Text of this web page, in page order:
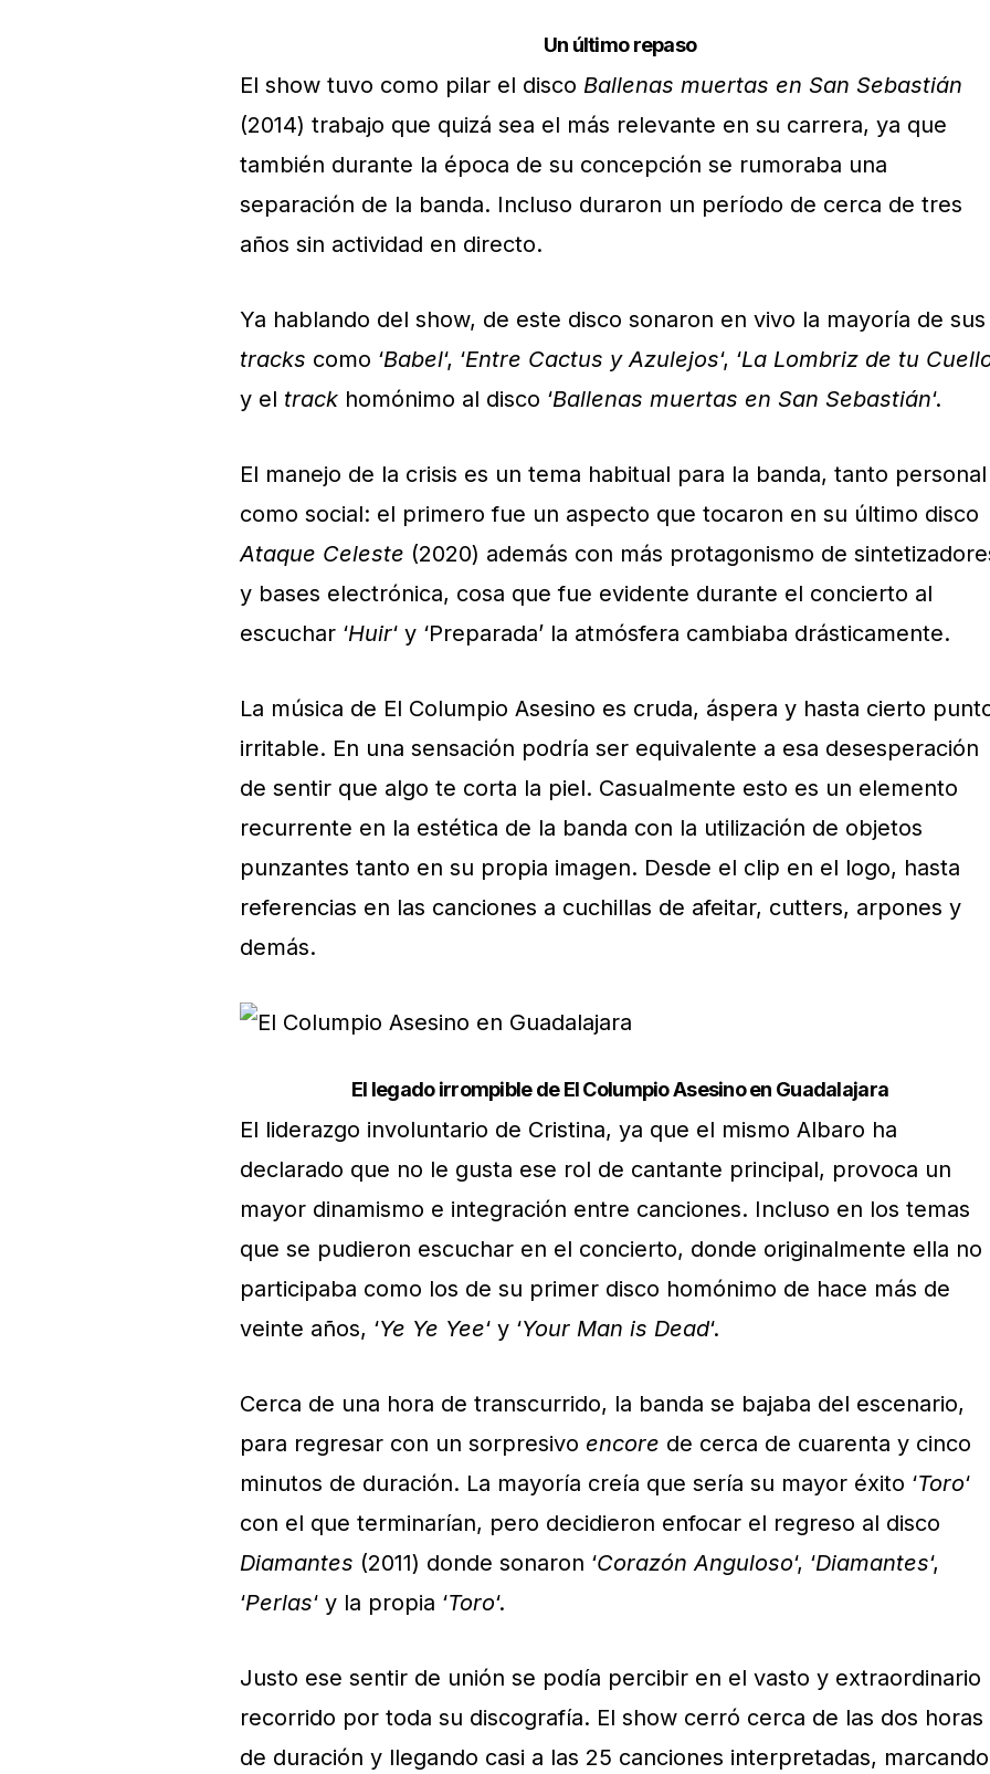
Un último repaso
El show tuvo como pilar el disco Ballenas muertas en San Sebastián
(2014) trabajo que quizá sea el más relevante en su carrera, ya que
también durante la época de su concepción se rumoraba una
separación de la banda. Incluso duraron un período de cerca de tres
años sin actividad en directo.
Ya hablando del show, de este disco sonaron en vivo la mayoría de sus
tracks como ‘Babel‘, ‘Entre Cactus y Azulejos‘, ‘La Lombriz de tu
y el track homónimo al disco ‘Ballenas muertas en San Sebastián‘.
El manejo de la crisis es un tema habitual para la banda, tanto personal
como social: el primero fue un aspecto que tocaron en su último disco
Ataque Celeste (2020) además con más protagonismo de
y bases electrónica, cosa que fue evidente durante el concierto al
escuchar ‘Huir‘ y ‘Preparada’ la atmósfera cambiaba drásticamente.
La música de El Columpio Asesino es cruda, áspera y hasta cierto
irritable. En una sensación podría ser equivalente a esa desesperación
de sentir que algo te corta la piel. Casualmente esto es un elemento
recurrente en la estética de la banda con la utilización de objetos
punzantes tanto en su propia imagen. Desde el clip en el logo, hasta
referencias en las canciones a cuchillas de afeitar, cutters, arpones y
demás.
El legado irrompible de El Columpio Asesino en Guadalajara
El liderazgo involuntario de Cristina, ya que el mismo Albaro ha
declarado que no le gusta ese rol de cantante principal, provoca un
mayor dinamismo e integración entre canciones. Incluso en los temas
que se pudieron escuchar en el concierto, donde originalmente ella no
participaba como los de su primer disco homónimo de hace más de
veinte años, ‘Ye Ye Yee‘ y ‘Your Man is Dead‘.
Cerca de una hora de transcurrido, la banda se bajaba del escenario,
para regresar con un sorpresivo encore de cerca de cuarenta y cinco
minutos de duración. La mayoría creía que sería su mayor éxito ‘Toro‘
con el que terminarían, pero decidieron enfocar el regreso al disco
Diamantes (2011) donde sonaron ‘Corazón Anguloso‘, ‘Diamantes‘,
‘Perlas‘ y la propia ‘Toro‘.
Justo ese sentir de unión se podía percibir en el vasto y extraordinario
recorrido por toda su discografía. El show cerró cerca de las dos horas
de duración y llegando casi a las 25 canciones interpretadas, marcando